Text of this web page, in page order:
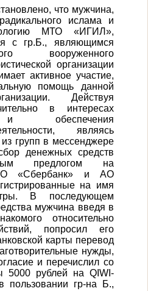
что мужчина,
ислама и
МТО «ИГИЛ»,
с гр.Б., являющимся
вооруженного
организации
активное участие,
помощь данной
Действуя
в интересах
и обеспечения
являясь
групп в мессенджере
денежных средств
предлогом на
«Сбербанк» и АО
на имя
В последующем
мужчина введя в
относительно
попросил его
карты перевод
нужды,
и перечислил со
5000 рублей на QIWI-
пользовании гр-на Б.,